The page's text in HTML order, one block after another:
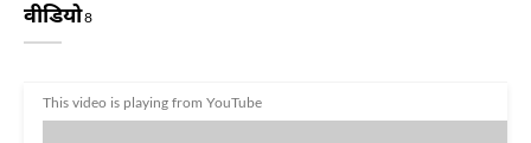
वीडियो8
This video is playing from YouTube